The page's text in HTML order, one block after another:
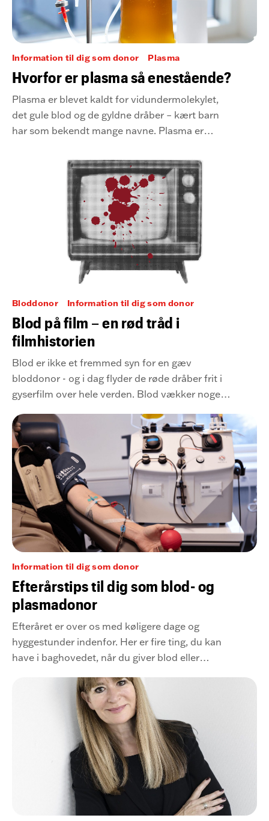
Information til dig som donor Plasma
Hvorfor er plasma så enestående?
Plasma er blevet kaldt for vidundermolekylet,
det gule blod og de gyldne dråber – kært barn
har som bekendt mange navne. Plasma er
en decideret 'game changer' inden for
lægevidenskaben.
Bloddonor Information til dig som donor
Blod på film – en rød tråd i
filmhistorien
Blod er ikke et fremmed syn for en gæv
bloddonor - og i dag flyder de røde dråber frit i
gyserfilm over hele verden. Blod vækker noget i
årerene, men også som en rød tråd gennem
filmhistorien.
Information til dig som donor
Efterårstips til dig som blod- og
plasmadonor
Efteråret er over os med køligere dage og
hyggestunder indenfor. Her er fire ting, du kan
have i baghovedet, når du giver blod eller